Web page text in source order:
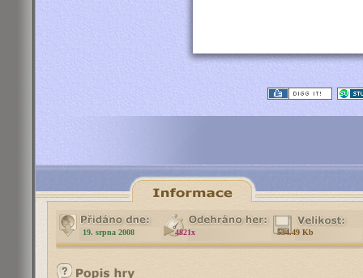
19. srpna 2008 4821x 534.49 Kb